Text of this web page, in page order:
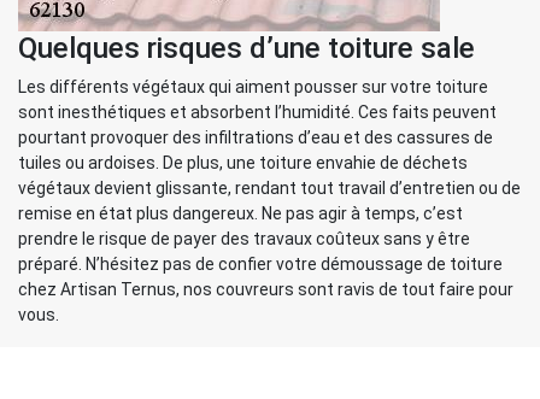
Quelques risques d’une toiture sale
Les différents végétaux qui aiment pousser sur votre toiture
sont inesthétiques et absorbent l’humidité. Ces faits peuvent
pourtant provoquer des infiltrations d’eau et des cassures de
tuiles ou ardoises. De plus, une toiture envahie de déchets
végétaux devient glissante, rendant tout travail d’entretien ou de
remise en état plus dangereux. Ne pas agir à temps, c’est
prendre le risque de payer des travaux coûteux sans y être
préparé. N’hésitez pas de confier votre démoussage de toiture
chez Artisan Ternus, nos couvreurs sont ravis de tout faire pour
vous.